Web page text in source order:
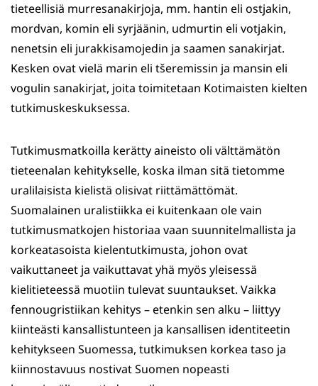
tieteellisiä murresanakirjoja, mm. hantin eli ostjakin,
mordvan, komin eli syrjäänin, udmurtin eli votjakin,
nenetsin eli jurakkisamojedin ja saamen sanakirjat.
Kesken ovat vielä marin eli tšeremissin ja mansin eli
vogulin sanakirjat, joita toimitetaan Kotimaisten kielten
tutkimuskeskuksessa.
Tutkimusmatkoilla kerätty aineisto oli välttämätön
tieteenalan kehitykselle, koska ilman sitä tietomme
uralilaisista kielistä olisivat riittämättömät.
Suomalainen uralistiikka ei kuitenkaan ole vain
tutkimusmatkojen historiaa vaan suunnitelmallista ja
korkeatasoista kielentutkimusta, johon ovat
vaikuttaneet ja vaikuttavat yhä myös yleisessä
kielitieteessä muotiin tulevat suuntaukset. Vaikka
fennougristiikan kehitys – etenkin sen alku – liittyy
kiinteästi kansallistunteen ja kansallisen identiteetin
kehitykseen Suomessa, tutkimuksen korkea taso ja
kiinnostavuus nostivat Suomen nopeasti